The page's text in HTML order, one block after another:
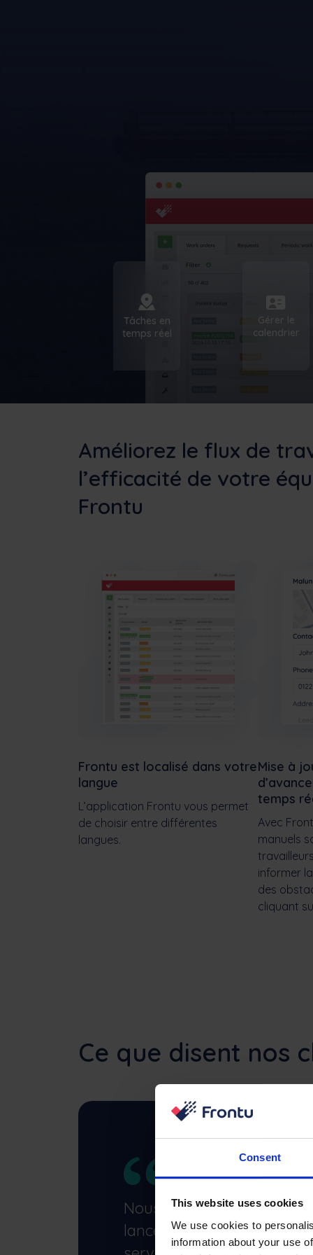
Consent
This website uses cookies
We use cookies to
information about your use
Tâches en
temps réel
Gérer le
calendrier
Améliorez le flux de
l’efficacité de votre
Frontu
Frontu est localisé dans votre
langue
L’application Frontu vous permet
de choisir entre différentes
langues.
Mise à
temps
Avec
manuels
informer
des
cliquant
Ce que disent nos
Nous travaillons avec
lancement. Depuis, notre